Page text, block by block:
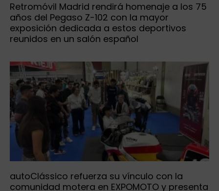
Retromóvil Madrid rendirá homenaje a los 75
años del Pegaso Z-102 con la mayor
exposición dedicada a estos deportivos
reunidos en un salón español
autoClássico refuerza su vínculo con la
comunidad motera en EXPOMOTO y presenta